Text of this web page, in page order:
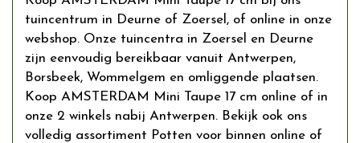
tuincentrum in Deurne of Zoersel, of online in onze
webshop. Onze tuincentra in Zoersel en Deurne
zijn eenvoudig bereikbaar vanuit Antwerpen,
Borsbeek, Wommelgem en omliggende plaatsen.
Koop AMSTERDAM Mini Taupe 17 cm online of in
onze 2 winkels nabij Antwerpen. Bekijk ook ons
volledig assortiment Potten voor binnen online of